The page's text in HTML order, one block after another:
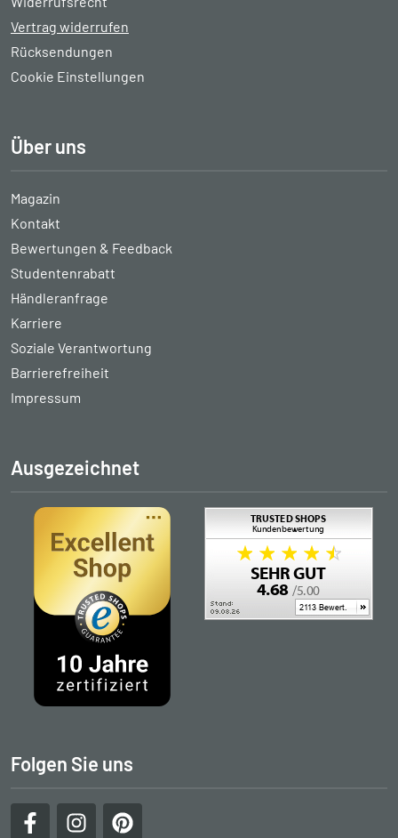
Vertrag widerrufen
Rücksendungen
Cookie Einstellungen
Über uns
Magazin
Kontakt
Bewertungen & Feedback
Studentenrabatt
Händleranfrage
Karriere
Soziale Verantwortung
Barrierefreiheit
Impressum
Ausgezeichnet
Folgen Sie uns